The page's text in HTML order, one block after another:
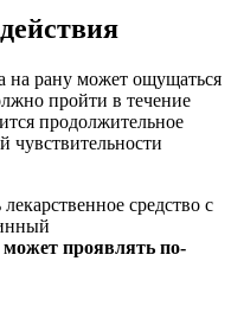
на рану может ощущаться
пройти в течение
продолжительное
чувствительности
средство с
проявлять по-